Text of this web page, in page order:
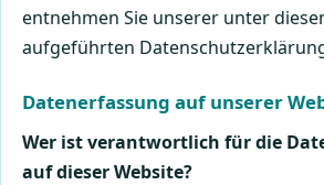
entnehmen Sie unserer unter
aufgeführten
Datenerfassung auf unserer
Wer ist verantwortlich für die
auf dieser Website?